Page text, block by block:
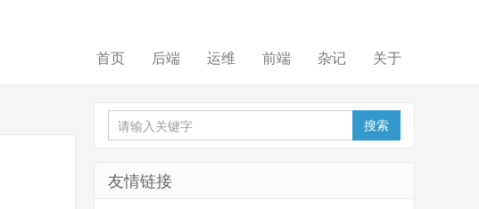
首页 后端 运维 前端 杂记 关于
友情链接